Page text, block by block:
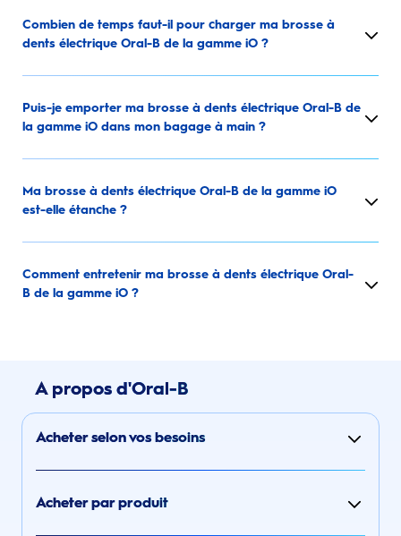
Combien de temps faut-il pour charger ma brosse à
dents électrique Oral-B de la gamme iO ?
Puis-je emporter ma brosse à dents électrique Oral-B de
la gamme iO dans mon bagage à main ?
Ma brosse à dents électrique Oral-B de la gamme iO
est-elle étanche ?
Comment entretenir ma brosse à dents électrique Oral-
B de la gamme iO ?
A propos d'Oral-B
Acheter selon vos besoins
Acheter par produit